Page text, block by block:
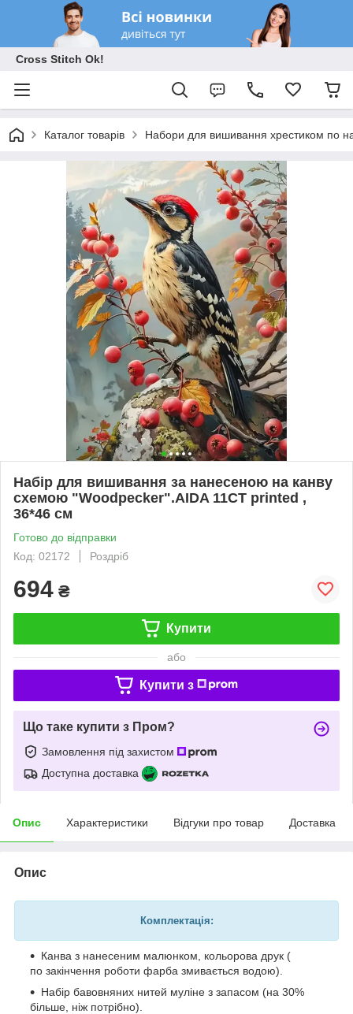
Cross Stitch Ok!
Каталог товарів Набори для вишивання хрестиком по
Набір для вишивання за нанесеною на канву
схемою "Woodpecker".AIDA 11CT printed ,
36*46 см
Готово до відправки
Код: 02172
Роздріб
694 ₴
Купити
або
Купити з
Що таке купити з Пром?
Замовлення під захистом
Доступна доставка
Опис Характеристики Відгуки про товар Доставка
Опис
Комплектація:
Канва з нанесеним малюнком, кольорова друк (
по закінчення роботи фарба змивається водою).
Набір бавовняних нитей муліне з запасом (на 30%
більше, ніж потрібно).